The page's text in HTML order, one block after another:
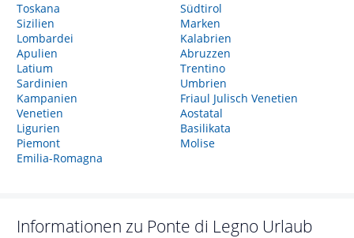
Toskana
Sizilien
Lombardei
Apulien
Latium
Sardinien
Kampanien
Venetien
Ligurien
Piemont
Emilia-Romagna
Südtirol
Marken
Kalabrien
Abruzzen
Trentino
Umbrien
Friaul Julisch Venetien
Aostatal
Basilikata
Molise
Informationen zu Ponte di Legno Urlaub